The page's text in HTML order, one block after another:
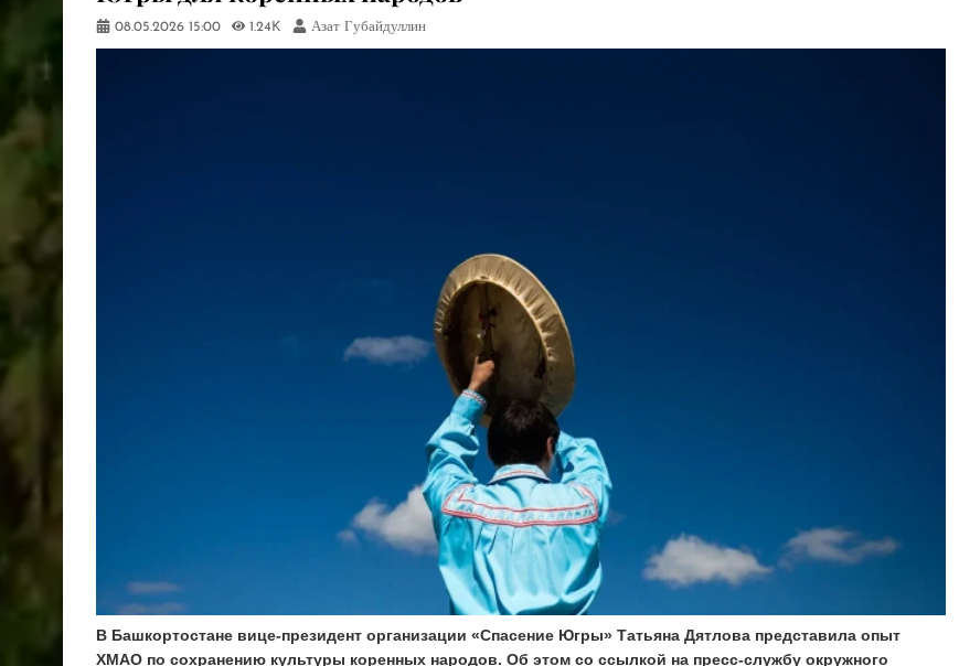
08.05.2026 15:00 1.24K Азат Губайдуллин
В Башкортостане вице-президент организации «Спасение Югры» Татьяна Дятлова представила опыт
ХМАО по сохранению культуры коренных народов. Об этом со ссылкой на пресс-службу окружного